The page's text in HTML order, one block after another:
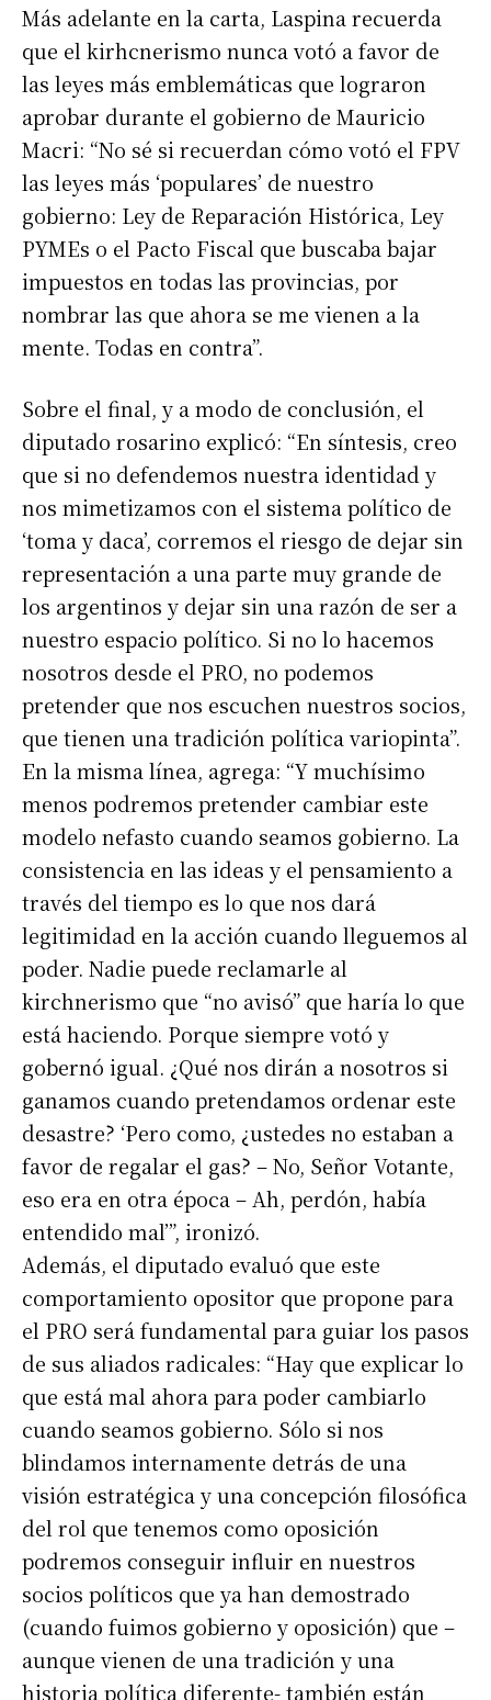
Más adelante en la carta, Laspina recuerda
que el kirhcnerismo nunca votó a favor de
las leyes más emblemáticas que lograron
aprobar durante el gobierno de Mauricio
Macri: “No sé si recuerdan cómo votó el FPV
las leyes más ‘populares’ de nuestro
gobierno: Ley de Reparación Histórica, Ley
PYMEs o el Pacto Fiscal que buscaba bajar
impuestos en todas las provincias, por
nombrar las que ahora se me vienen a la
mente. Todas en contra”.
Sobre el final, y a modo de conclusión, el
diputado rosarino explicó: “En síntesis, creo
que si no defendemos nuestra identidad y
nos mimetizamos con el sistema político de
‘toma y daca’, corremos el riesgo de dejar sin
representación a una parte muy grande de
los argentinos y dejar sin una razón de ser a
nuestro espacio político. Si no lo hacemos
nosotros desde el PRO, no podemos
pretender que nos escuchen nuestros socios,
que tienen una tradición política variopinta”.
En la misma línea, agrega: “Y muchísimo
menos podremos pretender cambiar este
modelo nefasto cuando seamos gobierno. La
consistencia en las ideas y el pensamiento a
través del tiempo es lo que nos dará
legitimidad en la acción cuando lleguemos al
poder. Nadie puede reclamarle al
kirchnerismo que “no avisó” que haría lo que
está haciendo. Porque siempre votó y
gobernó igual. ¿Qué nos dirán a nosotros si
ganamos cuando pretendamos ordenar este
desastre? ‘Pero como, ¿ustedes no estaban a
favor de regalar el gas? – No, Señor Votante,
eso era en otra época – Ah, perdón, había
entendido mal’”, ironizó.
Además, el diputado evaluó que este
comportamiento opositor que propone para
el PRO será fundamental para guiar los pasos
de sus aliados radicales: “Hay que explicar lo
que está mal ahora para poder cambiarlo
cuando seamos gobierno. Sólo si nos
blindamos internamente detrás de una
visión estratégica y una concepción filosófica
del rol que tenemos como oposición
podremos conseguir influir en nuestros
socios políticos que ya han demostrado
(cuando fuimos gobierno y oposición) que –
aunque vienen de una tradición y una
historia política diferente- también están